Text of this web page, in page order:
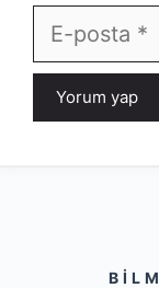
E-
posta